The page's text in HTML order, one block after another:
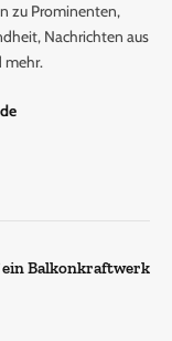
zu Prominenten,
Nachrichten aus
mehr.
Balkonkraftwerk